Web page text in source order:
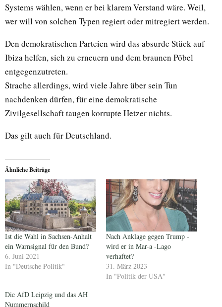
Systems wählen, wenn er bei klarem Verstand wäre. Weil,
wer will von solchen Typen regiert oder mitregiert werden.
Den demokratischen Parteien wird das absurde Stück auf
Ibiza helfen, sich zu erneuern und dem braunen Pöbel
entgegenzutreten.
Strache allerdings, wird viele Jahre über sein Tun
nachdenken dürfen, für eine demokratische
Zivilgesellschaft taugen korrupte Hetzer nichts.
Das gilt auch für Deutschland.
Ähnliche Beiträge
Ist die Wahl in Sachsen-Anhalt
ein Warnsignal für den Bund?
6. Juni 2021
In "Deutsche Politik"
Nach Anklage gegen Trump -
wird er in Mar-a -Lago
verhaftet?
31. März 2023
In "Politik der USA"
Die AfD Leipzig und das AH
Nummernschild